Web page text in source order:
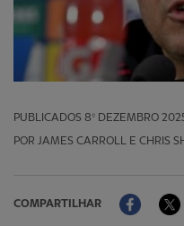
PUBLICADOS 8º DEZEMBRO
POR JAMES CARROLL E CHRIS
COMPARTILHAR